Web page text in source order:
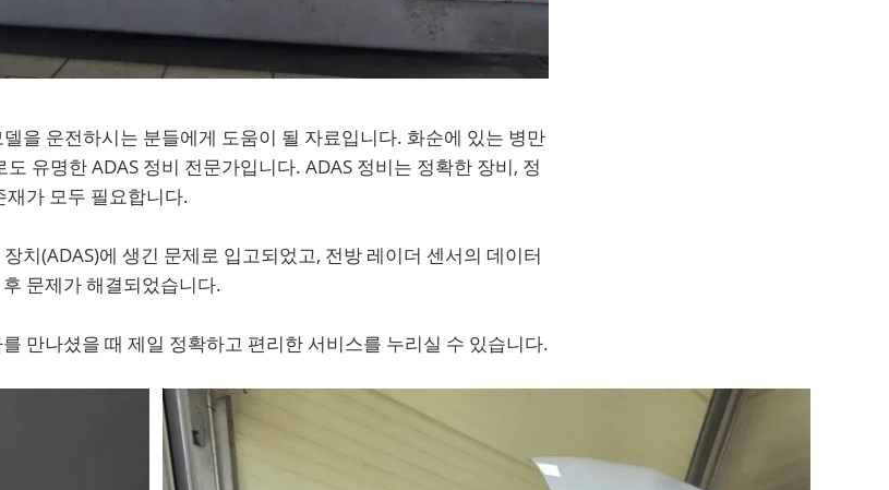
을 운전하시는 분들에게 도움이 될 자료입니다. 화순에 있는 병만
유명한 ADAS 정비 전문가입니다. ADAS 정비는 정확한 장비, 정
가 모두 필요합니다.
치(ADAS)에 생긴 문제로 입고되었고, 전방 레이더 센서의 데이터
문제가 해결되었습니다.
만나셨을 때 제일 정확하고 편리한 서비스를 누리실 수 있습니다.